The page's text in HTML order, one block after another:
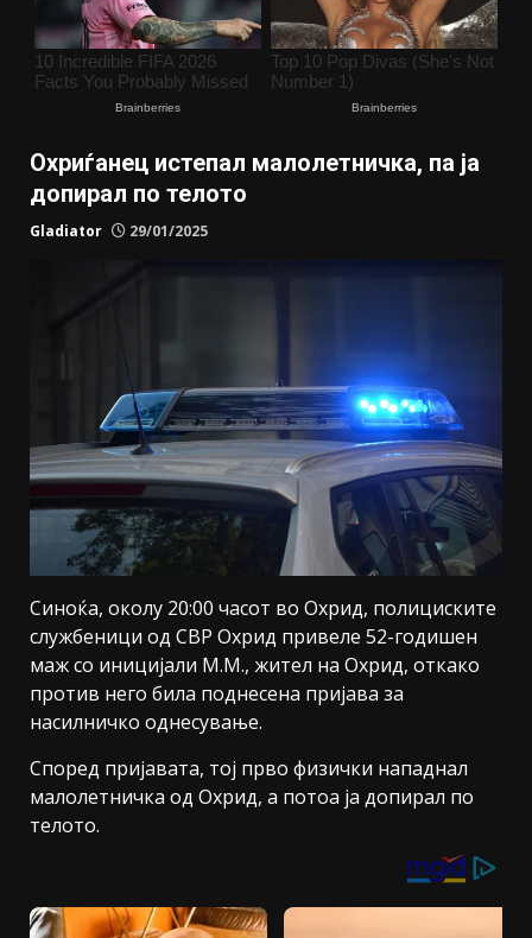
Охриѓанец истепал малолетничка, па ја
допирал по телото
Gladiator 29/01/2025
Синоќа, околу 20:00 часот во Охрид, полициските
службеници од СВР Охрид привеле 52-годишен
маж со иницијали М.М., жител на Охрид, откако
против него била поднесена пријава за
насилничко однесување.
Според пријавата, тој прво физички нападнал
малолетничка од Охрид, а потоа ја допирал по
телото.